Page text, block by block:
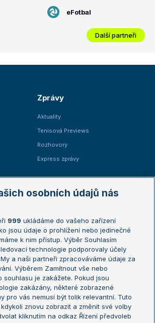
eFotbal
Další partneři
Zprávy
Aktuality
Tenisová Previews
Rozhovory
Express zprávy
Australian Open
French Open
Wimbledon
US Open
Turnaj mistrů
Turnaj mistryň
osobních údajů nás
999 ukládáme do vašeho zařízení
jsou údaje o prohlížení nebo jedinečné
k nim přístup. Výběr Souhlasím
technologie podporovaly účely
a naši partneři zpracováváme údaje za
Výběrem Zamítnout vše nebo
souhlasu je zakážete. Pokud jsou
zakázány, některé zobrazené
pro vás nemusí být tolik relevantní. Tuto
znovu zobrazit a změnit své volby
kliknutím na odkaz Řízení předvoleb